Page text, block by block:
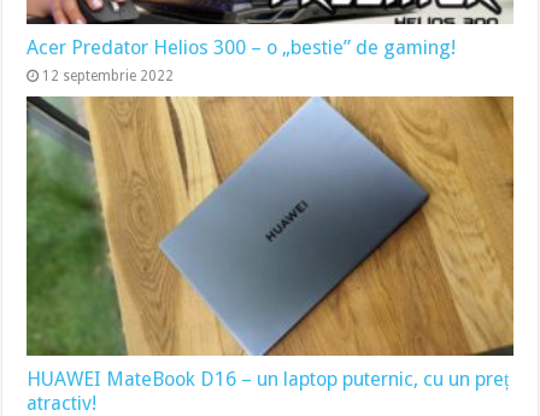
Acer Predator Helios 300 – o „bestie” de gaming!
12 septembrie 2022
HUAWEI MateBook D16 – un laptop puternic, cu un preț
atractiv!